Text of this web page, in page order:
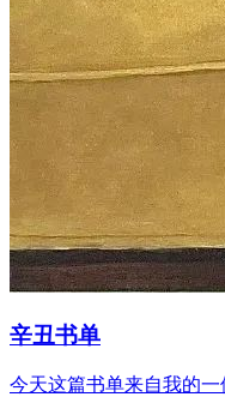
辛丑书单
今天这篇书单来自我的一